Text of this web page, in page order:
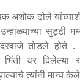
अशोक ढोले
सुट्टी
तोडले होते .
वर दिलेल्या
त्यांनी मान्य